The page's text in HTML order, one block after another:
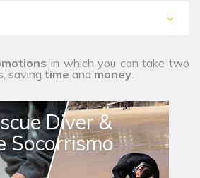
in which you can take two
saving time and money.
Diver &
Socorrismo